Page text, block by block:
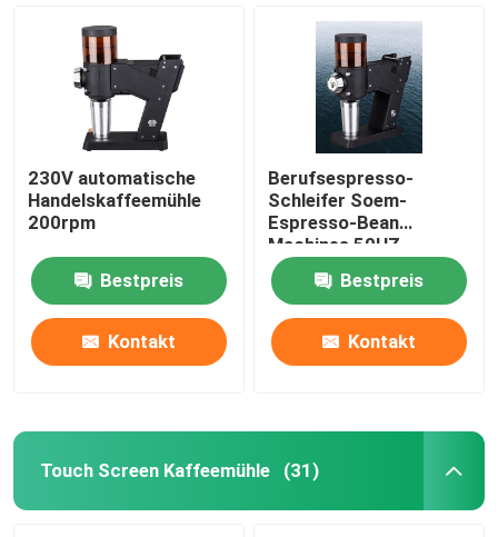
230V automatische
Handelskaffeemühle
200rpm
Bestpreis
Kontakt
Berufsespresso-
Schleifer Soem-
Espresso-Bean
Machines 50HZ
Bestpreis
Kontakt
Touch Screen Kaffeemühle (31)